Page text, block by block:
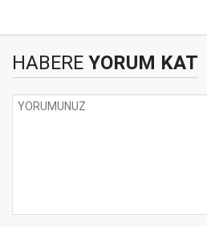
HABERE YORUM KAT